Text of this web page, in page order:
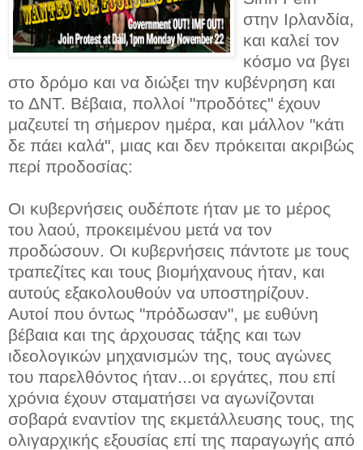
στην Ιρλανδία,
και καλεί τον
κόσμο να βγει
στο δρόμο και να διώξει την κυβένρηση και
το ΔΝΤ. Βέβαια, πολλοί "προδότες" έχουν
μαζευτεί τη σήμερον ημέρα, και μάλλον "κάτι
δε πάει καλά", μιας και δεν πρόκειται ακριβώς
περί προδοσίας:
Οι κυβερνήσεις ουδέποτε ήταν με το μέρος
του λαού, προκειμένου μετά να τον
προδώσουν. Οι κυβερνήσεις πάντοτε με τους
τραπεζίτες και τους βιομήχανους ήταν, και
αυτούς εξακολουθούν να υποστηρίζουν.
Αυτοί που όντως "πρόδωσαν", με ευθύνη
βέβαια και της άρχουσας τάξης και των
ιδεολογικών μηχανισμών της, τους αγώνες
του παρελθόντος ήταν...οι εργάτες, που επί
χρόνια έχουν σταματήσει να αγωνίζονται
σοβαρά εναντίον της εκμετάλλευσης τους, της
ολιγαρχικής εξουσίας επί της παραγωγής από